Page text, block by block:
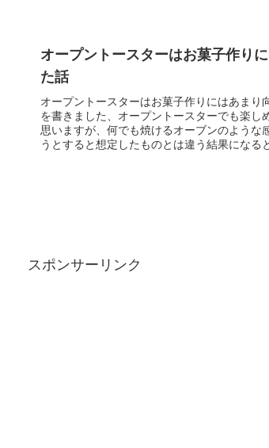
オープントースターはお菓子作り
た話
オープントースターはお菓子作りにはあまり
を書きました、オープントースターでも楽し
思いますが、何でも焼けるオーブンのような
うとすると想定したものとは違う結果になる
スポンサーリンク